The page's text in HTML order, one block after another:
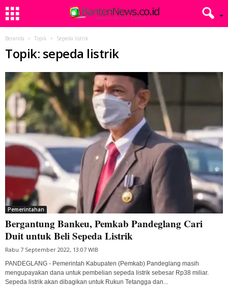
Beranda Topik Sepeda listrik
Topik: sepeda listrik
Pemerintahan
Bergantung Bankeu, Pemkab Pandeglang Cari
Duit untuk Beli Sepeda Listrik
Rabu 7 September 2022, 13:07 WIB
PANDEGLANG - Pemerintah Kabupaten (Pemkab) Pandeglang masih
mengupayakan dana untuk pembelian sepeda listrik sebesar Rp38 miliar.
Sepeda listrik akan dibagikan untuk Rukun Tetangga dan...